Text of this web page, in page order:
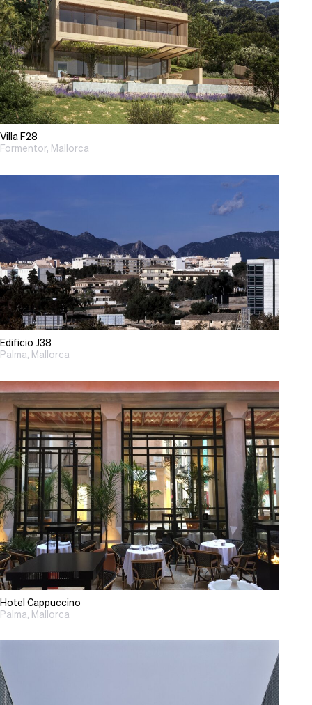
Villa F28
Formentor, Mallorca
Edificio J38
Palma, Mallorca
Hotel Cappuccino
Palma, Mallorca